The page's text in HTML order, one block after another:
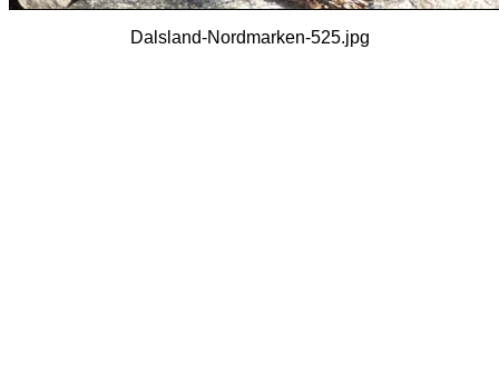
Dalsland-Nordmarken-525.jpg